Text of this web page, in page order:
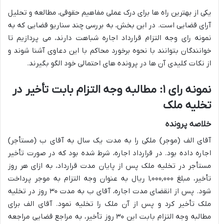
یکی از بهترین راه ها برای درک عملی مفاهیم حقوقی، مطالعه و تحلیل
آرای قضایی است. در این بخش، به بررسی چند سناریو قضایی که به
نمونه رای وجه التزام قرارداد اجاره شباهت دارند، می پردازیم تا
خوانندگان بتوانند با نحوه برخورد محاکم با این دعاوی آشنا شوند و
از نکات کلیدی آن ها در پرونده های احتمالی خود الگو بگیرند.
نمونه رای ۱: مطالبه وجه التزام بابت تأخیر در
تخلیه ملک
خلاصه پرونده
آقای الف (موجر) ملکی را به مدت یک سال به آقای ب (مستأجر)
اجاره داده بود. در قرارداد اجاره، شرط شده بود که در صورت تأخیر
مستأجر در تخلیه ملک پس از پایان مدت قرارداد، به ازای هر روز
تأخیر، مبلغ ۱,۰۰۰,۰۰۰ ریال به عنوان وجه التزام به موجر پرداخت
شود. پس از انقضای مدت اجاره، آقای ب به مدت ۳۰ روز در تخلیه
ملک تأخیر کرد و پس از آن ملک را تخلیه نمود. آقای الف برای
مطالبه وجه التزام بابت این ۳۰ روز تأخیر، به مراجع قضایی مراجعه